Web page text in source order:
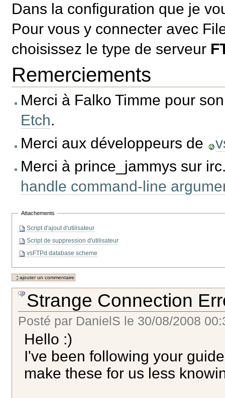
Dans la configuration que je
Pour vous y connecter avec
choisissez le type de serveur
Remerciements
Merci à Falko Timme pour
Etch.
Merci aux développeurs de
Merci à prince_jammys sur
handle command-line
Attachements
Script d'ajout d'utilisateur
Script de suppression d'utilisateur
vsFTPd database scheme
Strange Connection
Posté par DanielS le 30/08/2008
Hello :)
I've been following your
make these for us less